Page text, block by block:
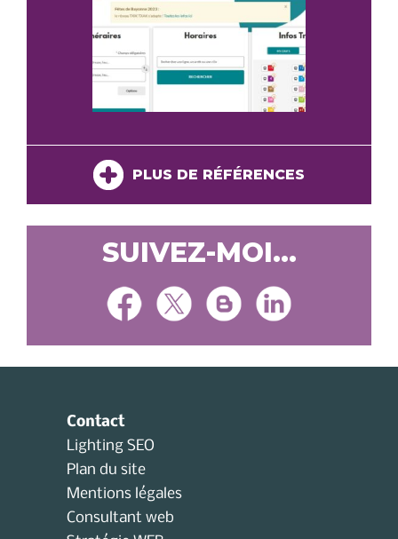
PLUS DE RÉFÉRENCES
SUIVEZ-MOI...
Contact
Lighting SEO
Plan du site
Mentions légales
Consultant web